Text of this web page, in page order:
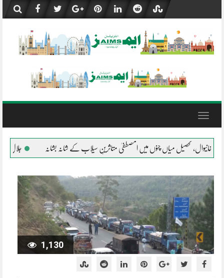
content
Toggle
متاثرینِ سیلاب کے شانہ بشانہ جلال پور پیروالا المصطفیٰ کی خیمہ بستیوں میں
1,130